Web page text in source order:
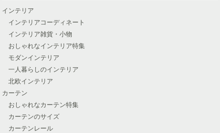
インテリア
インテリアコーディネート
インテリア雑貨・小物
おしゃれなインテリア特集
モダンインテリア
一人暮らしのインテリア
北欧インテリア
カーテン
おしゃれなカーテン特集
カーテンのサイズ
カーテンレール